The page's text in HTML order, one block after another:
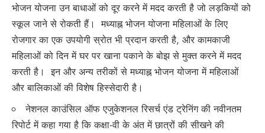
भोजन योजना उन बाधाओं को दूर करने में मदद करती है जो लड़कियों को
स्कूल जाने से रोकती हैं। मध्याह्न भोजन योजना महिलाओं के लिए
रोजगार का एक उपयोगी स्रोत भी प्रदान करती है, और कामकाजी
महिलाओं को दिन में घर पर खाना पकाने के बोझ से मुक्त करने में मदद
करती है। इन और अन्य तरीकों से मध्याह्न भोजन योजना में महिलाओं
और बालिकाओं की विशेष हिस्सेदारी है।
नेशनल काउंसिल ऑफ एजुकेशनल रिसर्च एंड ट्रेनिंग की नवीनतम
रिपोर्ट में कहा गया है कि कक्षा-वी के अंत में छात्रों की सीखने की